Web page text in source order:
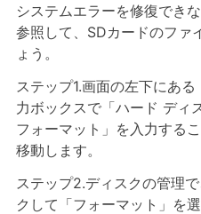
システムエラーを修復でき
参照して、SDカードのファ
ょう。
ステップ1.画面の左下にあ
力ボックスで「ハード ディ
フォーマット」を入力する
移動します。
ステップ2.ディスクの管理
クして「フォーマット」を